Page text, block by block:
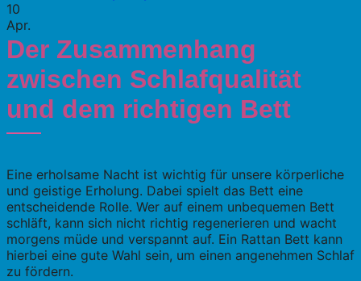
10
Apr.
Der Zusammenhang
zwischen Schlafqualität
und dem richtigen Bett
Eine erholsame Nacht ist wichtig für unsere körperliche
und geistige Erholung. Dabei spielt das Bett eine
entscheidende Rolle. Wer auf einem unbequemen Bett
schläft, kann sich nicht richtig regenerieren und wacht
morgens müde und verspannt auf. Ein Rattan Bett kann
hierbei eine gute Wahl sein, um einen angenehmen Schlaf
zu fördern.